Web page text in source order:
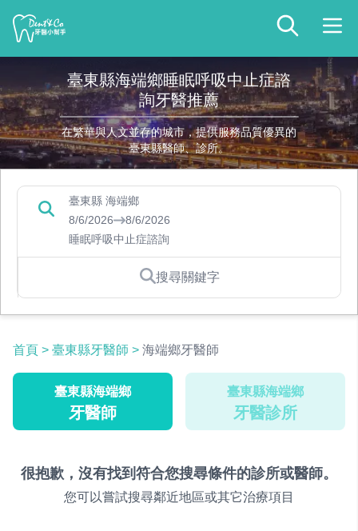
臺東縣海端鄉睡眠呼吸中止症諮
詢牙醫推薦
在繁華與人文並存的城市，提供服務品質優異的
臺東縣醫師、診所。
臺東縣 海端鄉
8/6/2026
8/6/2026
睡眠呼吸中止症諮詢
搜尋關鍵字
首頁 > 臺東縣牙醫師 > 海端鄉牙醫師
臺東縣海端鄉
牙醫師
臺東縣海端鄉
牙醫診所
很抱歉，沒有找到符合您搜尋條件的診所或醫師。
您可以嘗試搜尋鄰近地區或其它治療項目